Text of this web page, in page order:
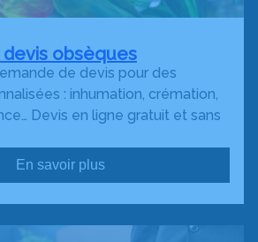
devis obsèques
de devis pour des
: inhumation, crémation,
Devis en ligne gratuit et sans
En savoir plus